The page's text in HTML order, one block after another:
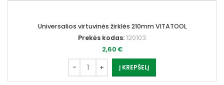
Universalios virtuvinės žirklės 210mm VITATOOL
Prekės kodas:120103
2,60 €
Į KREPŠELĮ